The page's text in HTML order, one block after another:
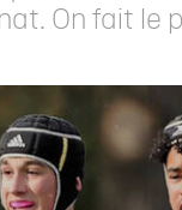
On fait le